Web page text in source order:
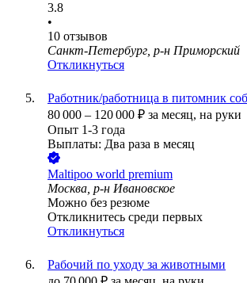
3.8
•
10 отзывов
Санкт-Петербург, р-н Приморский
Откликнуться
Работник/работница в питомник
80 000 – 120 000 ₽ за месяц, на руки
Опыт 1-3 года
Выплаты: Два раза в месяц
Maltipoo world premium
Москва, р-н Ивановское
Можно без резюме
Откликнитесь среди первых
Откликнуться
Рабочий по уходу за животными